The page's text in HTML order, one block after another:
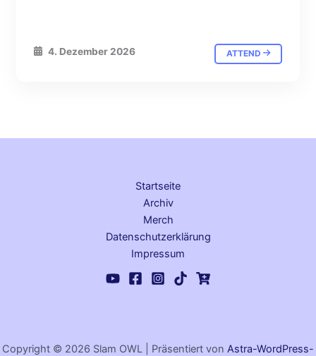
4. Dezember 2026 ATTEND
Startseite
Archiv
Merch
Datenschutz­erklärung
Impressum
Copyright © 2026 Slam OWL | Präsentiert von Astra-WordPress-